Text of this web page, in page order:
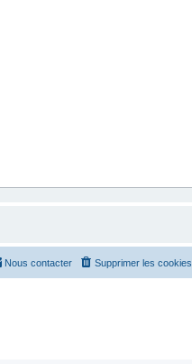
Supprimer les cookies
Nous contacter